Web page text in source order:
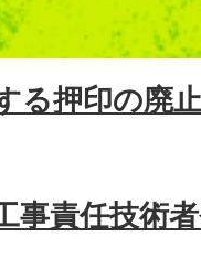
る押印の廃
事責任技術